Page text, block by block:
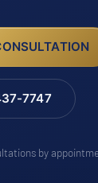
7747
by